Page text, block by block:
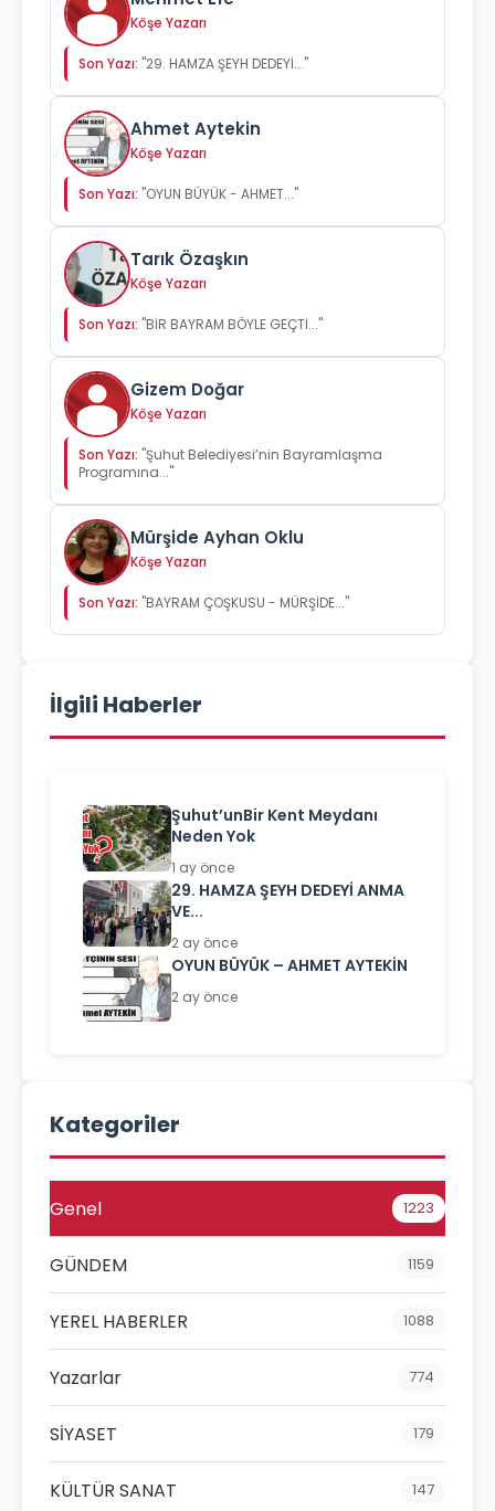
Köşe Yazarı
Son Yazı: "29. HAMZA ŞEYH DEDEYİ..."
Ahmet Aytekin
Köşe Yazarı
Son Yazı: "OYUN BÜYÜK - AHMET..."
Tarık Özaşkın
Köşe Yazarı
Son Yazı: "BİR BAYRAM BÖYLE GEÇTİ..."
Gizem Doğar
Köşe Yazarı
Son Yazı: "Şuhut Belediyesi’nin Bayramlaşma
Programına..."
Mürşide Ayhan Oklu
Köşe Yazarı
Son Yazı: "BAYRAM ÇOŞKUSU - MÜRŞİDE..."
İlgili Haberler
Şuhut’unBir Kent Meydanı
Neden Yok
1 ay önce
29. HAMZA ŞEYH DEDEYİ ANMA
VE...
2 ay önce
OYUN BÜYÜK – AHMET AYTEKİN
2 ay önce
Kategoriler
Genel 1223
GÜNDEM 1159
YEREL HABERLER 1088
Yazarlar 774
SİYASET 179
KÜLTÜR SANAT 147